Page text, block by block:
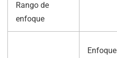
Rango de
enfoque
Enfoque